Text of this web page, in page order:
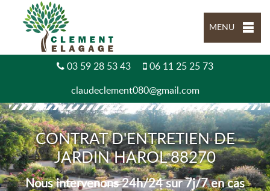
MENU
03 59 28 53 43 06 11 25 25 73
claudeclement080@gmail.com
CONTRAT D'ENTRETIEN DE
JARDIN HAROL 88270
Nous intervenons 24h/24 sur 7j/7 en cas